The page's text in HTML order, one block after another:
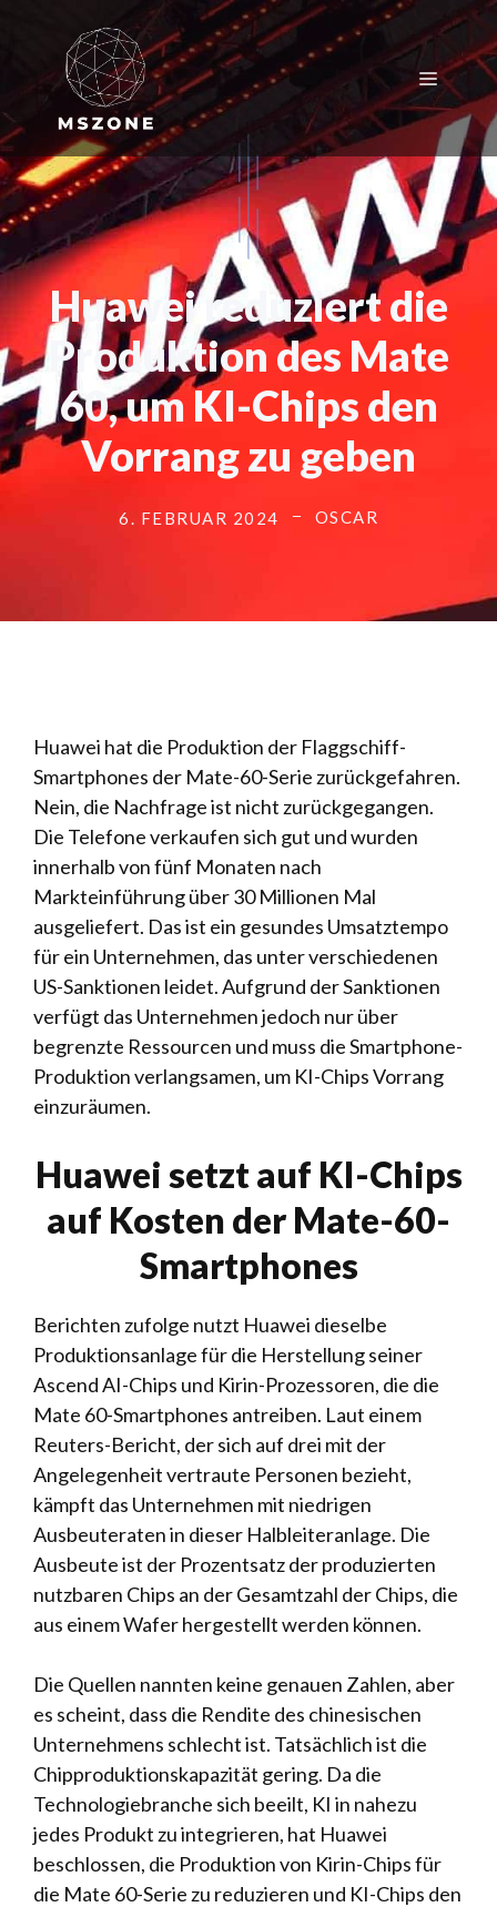
springen
Menü
Huawei reduziert die
Produktion des Mate
60, um KI-Chips den
Vorrang zu geben
6. FEBRUAR 2024 OSCAR
Huawei hat die Produktion der Flaggschiff-
Smartphones der Mate-60-Serie zurückgefahren.
Nein, die Nachfrage ist nicht zurückgegangen.
Die Telefone verkaufen sich gut und wurden
innerhalb von fünf Monaten nach
Markteinführung über 30 Millionen Mal
ausgeliefert. Das ist ein gesundes Umsatztempo
für ein Unternehmen, das unter verschiedenen
US-Sanktionen leidet. Aufgrund der Sanktionen
verfügt das Unternehmen jedoch nur über
begrenzte Ressourcen und muss die Smartphone-
Produktion verlangsamen, um KI-Chips Vorrang
einzuräumen.
Huawei setzt auf KI-Chips
auf Kosten der Mate-60-
Smartphones
Berichten zufolge nutzt Huawei dieselbe
Produktionsanlage für die Herstellung seiner
Ascend AI-Chips und Kirin-Prozessoren, die die
Mate 60-Smartphones antreiben. Laut einem
Reuters-Bericht, der sich auf drei mit der
Angelegenheit vertraute Personen bezieht,
kämpft das Unternehmen mit niedrigen
Ausbeuteraten in dieser Halbleiteranlage. Die
Ausbeute ist der Prozentsatz der produzierten
nutzbaren Chips an der Gesamtzahl der Chips, die
aus einem Wafer hergestellt werden können.
Die Quellen nannten keine genauen Zahlen, aber
es scheint, dass die Rendite des chinesischen
Unternehmens schlecht ist. Tatsächlich ist die
Chipproduktionskapazität gering. Da die
Technologiebranche sich beeilt, KI in nahezu
jedes Produkt zu integrieren, hat Huawei
beschlossen, die Produktion von Kirin-Chips für
die Mate 60-Serie zu reduzieren und KI-Chips den